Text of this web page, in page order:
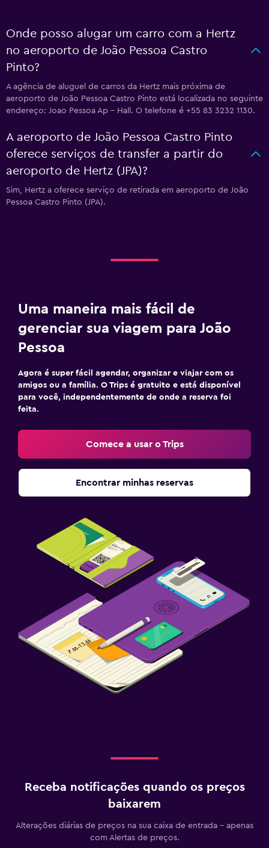
Onde posso alugar um carro com a Hertz
no aeroporto de João Pessoa Castro
Pinto?
A agência de aluguel de carros da Hertz mais próxima de
aeroporto de João Pessoa Castro Pinto está localizada no seguinte
endereço: Joao Pessoa Ap - Hall. O telefone é +55 83 3232 1130.
A aeroporto de João Pessoa Castro Pinto
oferece serviços de transfer a partir do
aeroporto de Hertz (JPA)?
Sim, Hertz a oferece serviço de retirada em aeroporto de João
Pessoa Castro Pinto (JPA).
Uma maneira mais fácil de
gerenciar sua viagem para João
Pessoa
Agora é super fácil agendar, organizar e viajar com os
amigos ou a família. O Trips é gratuito e está disponível
para você, independentemente de onde a reserva foi
feita.
Comece a usar o Trips
Encontrar minhas reservas
Receba notificações quando os preços
baixarem
Alterações diárias de preços na sua caixa de entrada - apenas
com Alertas de preços.